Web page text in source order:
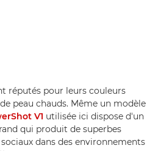
réputés pour leurs couleurs
peau chauds. Même un modèle
V1 utilisée ici dispose d'un
qui produit de superbes
dans des environnements